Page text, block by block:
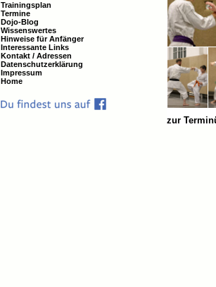
zur
Trainingsplan
Termine
Dojo-Blog
Wissenswertes
Hinweise für Anfänger
Interessante Links
Kontakt / Adressen
Datenschutzerklärung
Impressum
Home